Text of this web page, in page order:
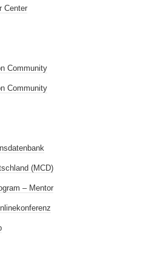
Center
Community
Community
(MCD)
– Mentor